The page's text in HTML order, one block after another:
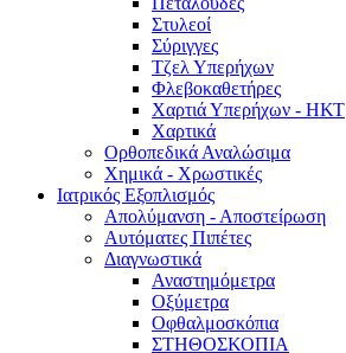
Στυλεοί
Σύριγγες
Τζελ Υπερήχων
Φλεβοκαθετήρες
Χαρτιά Υπερήχων - ΗΚΤ
Χαρτικά
Ορθοπεδικά Αναλώσιμα
Χημικά - Χρωστικές
Ιατρικός Εξοπλισμός
Απολύμανση - Αποστείρωση
Αυτόματες Πιπέτες
Διαγνωστικά
Αναστημόμετρα
Οξύμετρα
Οφθαλμοσκόπια
ΣΤΗΘΟΣΚΟΠΙΑ